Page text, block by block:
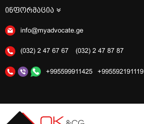
ინფორმაცია
info@myadvocate.ge
(032) 2 47 67 67 (032) 2 47 87 87
+995599911425 +995592191119